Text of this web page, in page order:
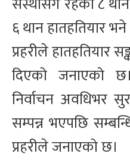
६ थान हातहतियार
प्रहरीले हातहतियार
दिएको जनाएको
निर्वाचन अवधिभर
सम्पन्न भएपछि
प्रहरीले जनाएको छ।